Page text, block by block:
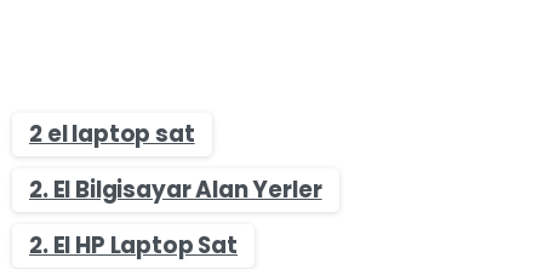
2 el laptop sat
2. El Bilgisayar Alan Yerler
2. El HP Laptop Sat